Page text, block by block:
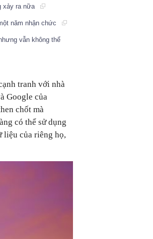
xảy ra nữa
năm nhận chức
vẫn không thể
tranh với nhà
Google của
chốt mà
có thể sử dụng
liệu của riêng họ,